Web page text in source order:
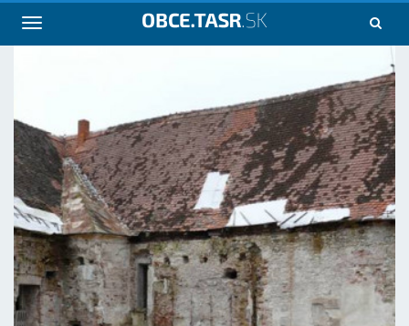
Navigácia